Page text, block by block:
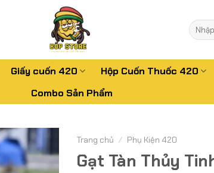
Tìm
kiếm:
Giấy cuốn 420 Hộp Cuốn Thuốc 420
Combo Sản Phẩm
Trang chủ / Phụ Kiện 420
Gạt Tàn Thủy